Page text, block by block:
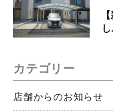
カテゴリー
店舗からのお知らせ